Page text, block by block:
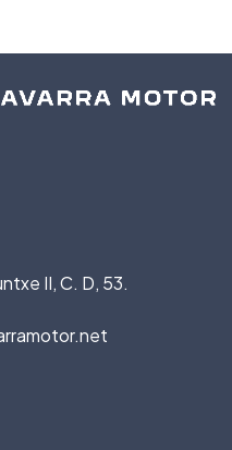
II, C. D, 53.